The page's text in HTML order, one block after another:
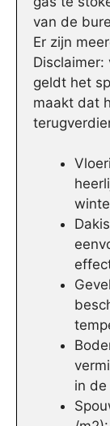
van de
Er zijn
geldt het
maakt dat
in de